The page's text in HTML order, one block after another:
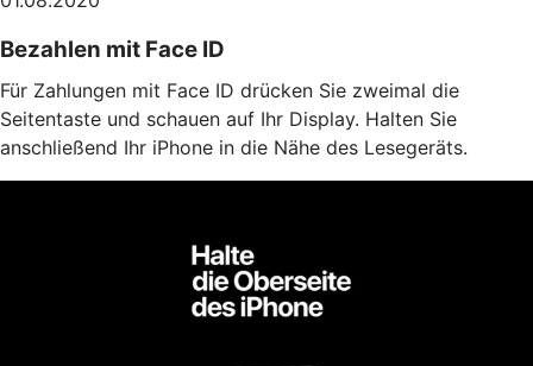
Bezahlen mit Face ID
Für Zahlungen mit Face ID drücken Sie zweimal die
Seitentaste und schauen auf Ihr Display. Halten Sie
anschließend Ihr iPhone in die Nähe des Lesegeräts.